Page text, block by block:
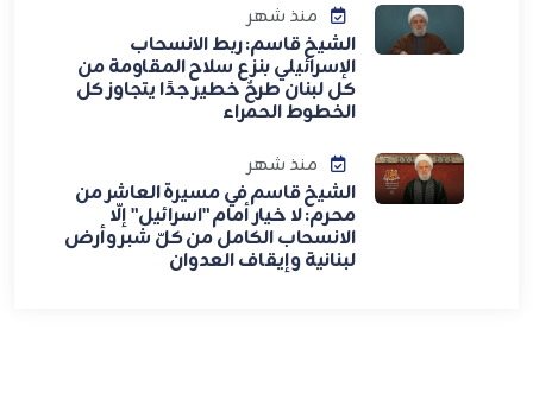
منذ شهر
الشيخ قاسم: ربط الانسحاب
الإسرائيلي بنزع سلاح المقاومة من
كل لبنان طرحٌ خطير جدًا يتجاوز كل
الخطوط الحمراء
منذ شهر
الشيخ قاسم في مسيرة العاشر من
محرم: لا خيار أمام "اسرائيل" إلّا
الانسحاب الكامل من كلّ شبر وأرض
لبنانية وإيقاف العدوان